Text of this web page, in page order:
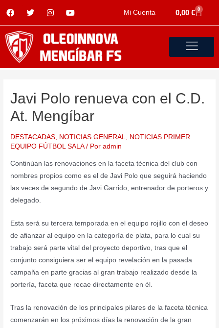
Mi Cuenta 0,00 € 0
Javi Polo renueva con el C.D.
At. Mengíbar
DESTACADAS NOTICIAS GENERAL
NOTICIAS PRIMER
EQUIPO FÚTBOL SALA/ Poradmin
Continúan las renovaciones en la faceta técnica del club con
nombres propios como es el de Javi Polo que seguirá haciendo
las veces de segundo de Javi Garrido, entrenador de porteros y
delegado.
Esta será su tercera temporada en el equipo rojillo con el deseo
de afianzar al equipo en la categoría de plata, para lo cual su
trabajo será parte vital del proyecto deportivo, tras que el
conjunto consiguiera ser el equipo revelación en la pasada
campaña en parte gracias al gran trabajo realizado desde la
portería, faceta que recae directamente en él.
Tras la renovación de los principales pilares de la faceta técnica
comenzarán en los próximos días la renovación de la gran